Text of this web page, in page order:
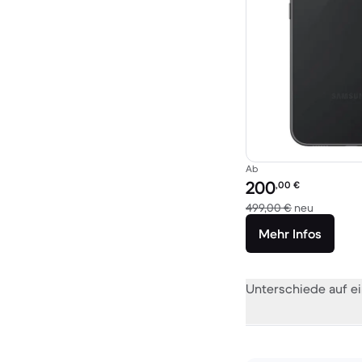
Ab
Preis des erneuerten
200,00 €
499,00 € neu
Mehr Infos
Unterschiede auf